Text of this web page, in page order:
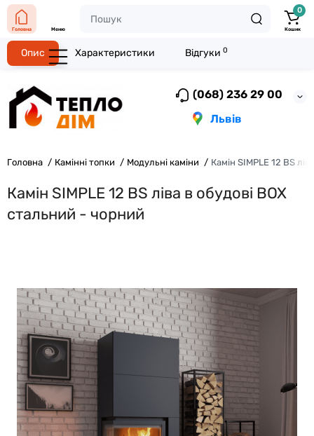
(068) 236 29 00
Львів
Головна Меню
0
Кошик
Головна Камінні топки Модульні каміни Камін SIMPLE 12 BS
Камін SIMPLE 12 BS ліва в обудові BOX
стальний - чорний
Опис Характеристики Відгуки 0